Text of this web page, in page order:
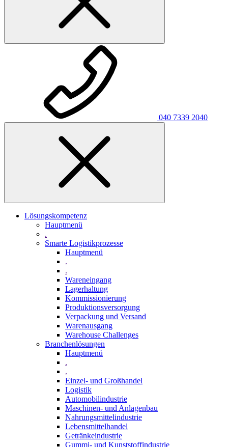
040 7339 2040
Lösungskompetenz
Hauptmenü
.
Smarte Logistikprozesse
Hauptmenü
.
.
Wareneingang
Lagerhaltung
Kommissionierung
Produktionsversorgung
Verpackung und Versand
Warenausgang
Warehouse Challenges
Branchenlösungen
Hauptmenü
.
.
Einzel- und Großhandel
Logistik
Automobilindustrie
Maschinen- und Anlagenbau
Nahrungsmittelindustrie
Lebensmittelhandel
Getränkeindustrie
Gummi­- und Kunststoffindustrie